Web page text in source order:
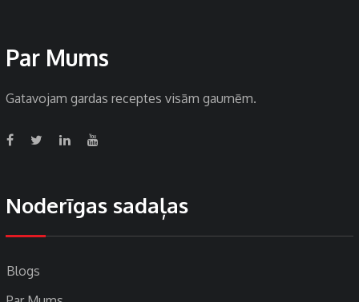
Par Mums
Gatavojam gardas receptes visām gaumēm.
Noderīgas sadaļas
Blogs